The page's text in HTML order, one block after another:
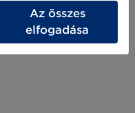
hogyan
a forgalomba
Az összes
elfogadása